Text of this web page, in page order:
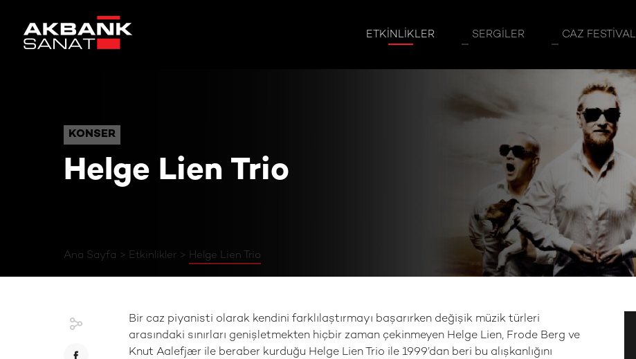
ETKINLIKLER SERGILER CAZ FESTIVALI
KONSER
Helge Lien Trio
Ana Sayfa Etkinlikler Helge Lien Trio
KONSER Helge Lien Trio
Bir caz piyanisti olarak kendini farklılaştırmayı başarırken değişik müzik türleri
arasındaki sınırları genişletmekten hiçbir zaman çekinmeyen Helge Lien, Frode Berg ve
Knut Aalefjær ile beraber kurduğu Helge Lien Trio ile 1999’dan beri bu alışkanlığını